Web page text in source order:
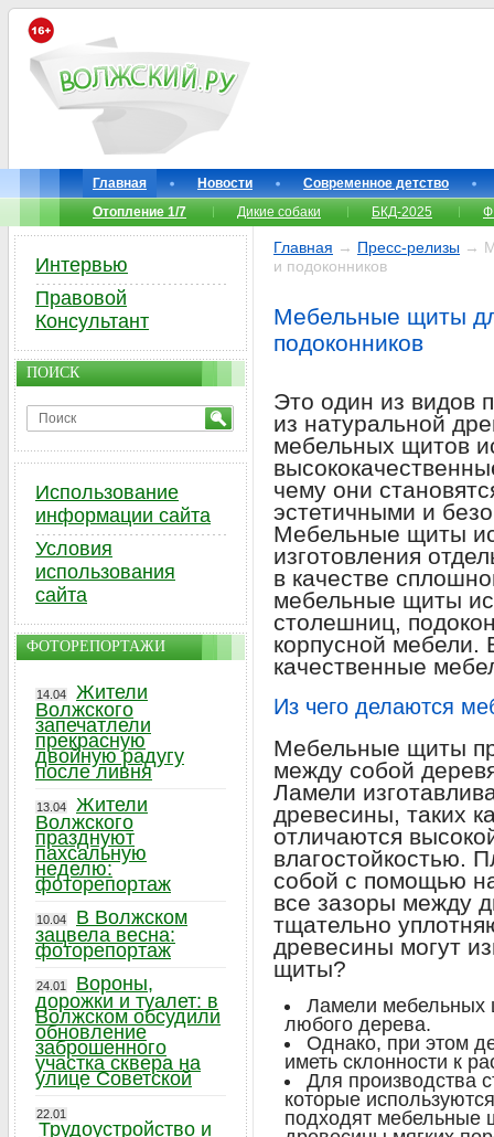
Главная Новости
Современное детство
Отопление 1/7
Дикие собаки БКД-2025
Главная → Пресс-релизы →
и подоконников
Мебельные щиты
подоконников
Это один из видов
из натуральной
мебельных щитов
чему они
эстетичными и
Мебельные щиты
изготовления
в качестве
мебельные щиты
столешниц,
корпусной
качественные
Из чего делаются
Мебельные щиты
между собой
Ламели
древесины, таких
отличаются
влагостойкостью.
собой с помощью
все зазоры между
тщательно
древесины могут
щиты?
Ламели мебельных
любого дерева.
Однако, при этом
иметь склонности к
Для производства
которые
подходят мебельные
Интервью
Правовой
Консультант
ПОИСК
Использование
информации сайта
Условия
использования
сайта
ФОТОРЕПОРТАЖИ
14.04
Жители
Волжского
запечатлели
прекрасную
двойную радугу
после ливня
13.04
Жители
Волжского
празднуют
пахсальную
неделю:
фоторепортаж
10.04
В Волжском
зацвела весна:
фоторепортаж
24.01
Вороны,
дорожки и туалет: в
Волжском обсудили
обновление
заброшенного
участка сквера на
улице Советской
22.01
Трудоустройство и